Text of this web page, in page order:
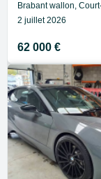
2 juillet 2026
62 000 €